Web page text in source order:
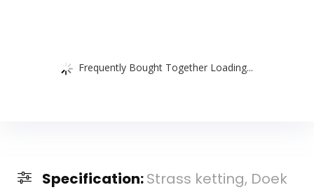
Frequently Bought Together Loading...
Specification:Strass ketting, Doek